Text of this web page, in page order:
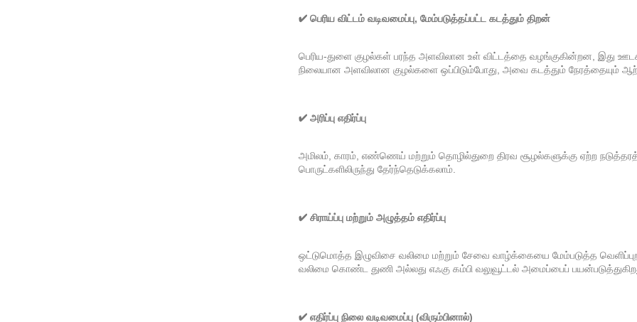
✔ பெரிய விட்டம் வடிவமைப்பு, மேம்படுத்தப்பட்ட கடத்தும் திறன்
பெரிய-துளை குழல்கள் பரந்த அளவிலான உள் விட்டத்தை வழங்குகின்றன, இது
நிலையான அளவிலான குழல்களை ஒப்பிடும்போது, ​​அவை கடத்தும் நேரத்தையும்
✔ அரிப்பு எதிர்ப்பு
அமிலம், காரம், எண்ணெய் மற்றும் தொழில்துறை திரவ சூழல்களுக்கு ஏற்ற
பொருட்களிலிருந்து தேர்ந்தெடுக்கலாம்.
✔ சிராய்ப்பு மற்றும் அழுத்தம் எதிர்ப்பு
ஒட்டுமொத்த இழுவிசை வலிமை மற்றும் சேவை வாழ்க்கையை மேம்படுத்த வெளிப்புற
வலிமை கொண்ட துணி அல்லது எஃகு கம்பி வலுவூட்டல் அமைப்பைப்
✔ எதிர்ப்பு நிலை வடிவமைப்பு (விரும்பினால்)